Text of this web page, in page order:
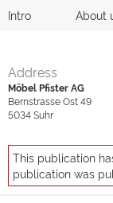
Intro About
Address
Möbel Pfister AG
Bernstrasse Ost 49
5034Suhr
This publication
publication was